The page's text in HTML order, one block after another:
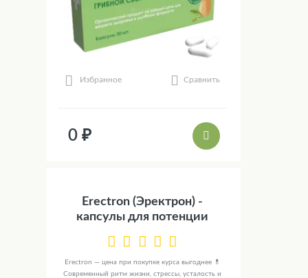
Избранное Сравнить
0 ₽
Erectron (Эректрон) -
капсулы для потенции
Erectron — цена при покупке курса выгоднее 💊
Современный ритм жизни, стрессы, усталость и